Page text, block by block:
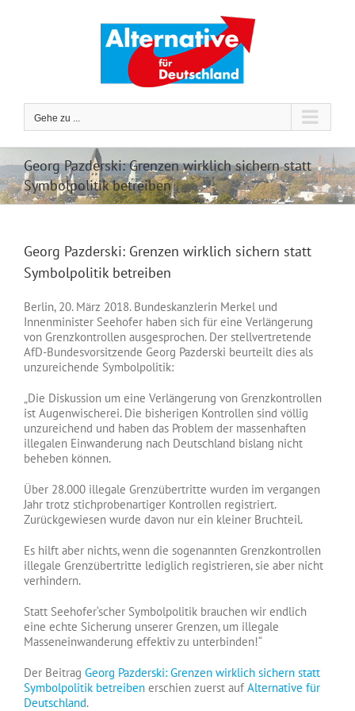
Gehe zu ...
Georg Pazderski: Grenzen wirklich sichern statt
Symbolpolitik betreiben
Georg Pazderski: Grenzen wirklich sichern statt
Symbolpolitik betreiben
Berlin, 20. März 2018. Bundeskanzlerin Merkel und
Innenminister Seehofer haben sich für eine Verlängerung
von Grenzkontrollen ausgesprochen. Der stellvertretende
AfD-Bundesvorsitzende Georg Pazderski beurteilt dies als
unzureichende Symbolpolitik:
„Die Diskussion um eine Verlängerung von Grenzkontrollen
ist Augenwischerei. Die bisherigen Kontrollen sind völlig
unzureichend und haben das Problem der massenhaften
illegalen Einwanderung nach Deutschland bislang nicht
beheben können.
Über 28.000 illegale Grenzübertritte wurden im vergangen
Jahr trotz stichprobenartiger Kontrollen registriert.
Zurückgewiesen wurde davon nur ein kleiner Bruchteil.
Es hilft aber nichts, wenn die sogenannten Grenzkontrollen
illegale Grenzübertritte lediglich registrieren, sie aber nicht
verhindern.
Statt Seehofer‘scher Symbolpolitik brauchen wir endlich
eine echte Sicherung unserer Grenzen, um illegale
Masseneinwanderung effektiv zu unterbinden!“
Der Beitrag Georg Pazderski: Grenzen wirklich sichern statt
Symbolpolitik betreiben erschien zuerst auf Alternative für
Deutschland.